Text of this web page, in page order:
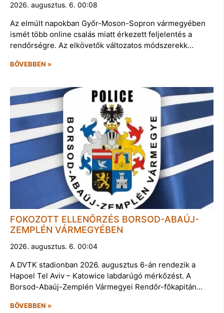
2026. augusztus. 6. 00:08
Az elmúlt napokban Győr-Moson-Sopron vármegyében
ismét több online csalás miatt érkezett feljelentés a
rendőrségre. Az elkövetők változatos módszerekk…
BŐVEBBEN »
FOKOZOTT ELLENŐRZÉS BORSOD-ABAÚJ-
ZEMPLÉN VÁRMEGYÉBEN
2026. augusztus. 6. 00:04
A DVTK stadionban 2026. augusztus 6-án rendezik a
Hapoel Tel Aviv – Katowice labdarúgó mérkőzést. A
Borsod-Abaúj-Zemplén Vármegyei Rendőr-főkapitán…
BŐVEBBEN »